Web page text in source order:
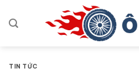
qua
TIN TỨC